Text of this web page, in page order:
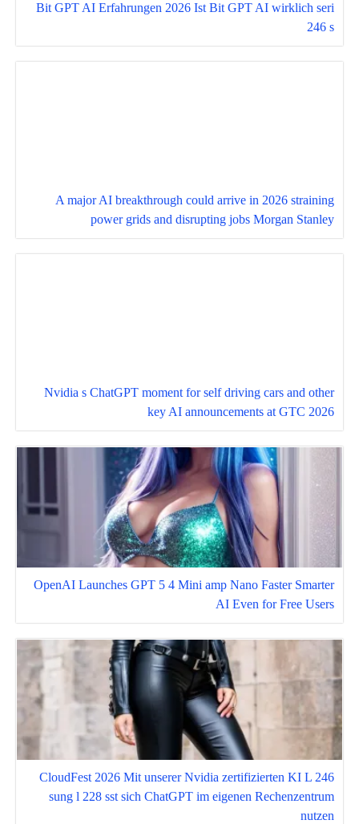
Bit GPT AI Erfahrungen 2026 Ist Bit GPT AI wirklich seri
246 s
A major AI breakthrough could arrive in 2026 straining
power grids and disrupting jobs Morgan Stanley
Nvidia s ChatGPT moment for self driving cars and other
key AI announcements at GTC 2026
OpenAI Launches GPT 5 4 Mini amp Nano Faster Smarter
AI Even for Free Users
CloudFest 2026 Mit unserer Nvidia zertifizierten KI L 246
sung l 228 sst sich ChatGPT im eigenen Rechenzentrum
nutzen